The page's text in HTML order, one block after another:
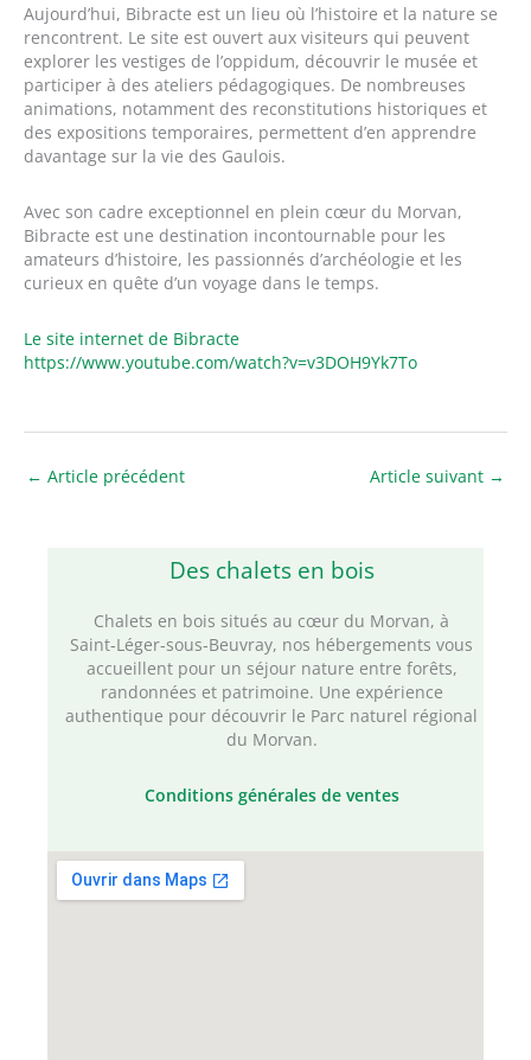
Aujourd’hui, Bibracte est un lieu où l’histoire et la nature se
rencontrent. Le site est ouvert aux visiteurs qui peuvent
explorer les vestiges de l’oppidum, découvrir le musée et
participer à des ateliers pédagogiques. De nombreuses
animations, notamment des reconstitutions historiques et
des expositions temporaires, permettent d’en apprendre
davantage sur la vie des Gaulois.
Avec son cadre exceptionnel en plein cœur du Morvan,
Bibracte est une destination incontournable pour les
amateurs d’histoire, les passionnés d’archéologie et les
curieux en quête d’un voyage dans le temps.
Le site internet de Bibracte
https://www.youtube.com/watch?v=v3DOH9Yk7To
← Article précédent Article suivant →
Des chalets en bois
Chalets en bois situés au cœur du Morvan, à
Saint‑Léger‑sous‑Beuvray, nos hébergements vous
accueillent pour un séjour nature entre forêts,
randonnées et patrimoine. Une expérience
authentique pour découvrir le Parc naturel régional
du Morvan.
Conditions générales de ventes